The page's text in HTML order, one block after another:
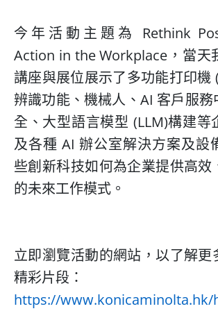
今年活動主題為 Rethink
Action in the Workplace，當天
講座與展位展示了多功能打印機
辨識功能、機械人、AI 客戶服務
全、大型語言模型 (LLM)構建等
及各種 AI 辦公室解決方案及設
些創新科技如何為企業提供高效
的未來工作模式。
立即瀏覽活動的網站，以了解更
精彩片段：
https://www.konicaminolta.hk/